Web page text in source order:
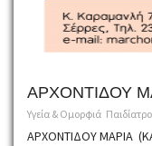
ΑΡΧΟΝΤΙΔΟΥ
Υγεία & Ομορφιά
ΑΡΧΟΝΤΙΔΟΥ ΜΑΡΙΑ